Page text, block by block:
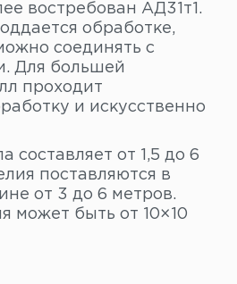
востребован АД31т1.
обработке,
соединять с
Для большей
проходит
и искусственно
составляет от 1,5 до 6
поставляются в
от 3 до 6 метров.
может быть от 10×10